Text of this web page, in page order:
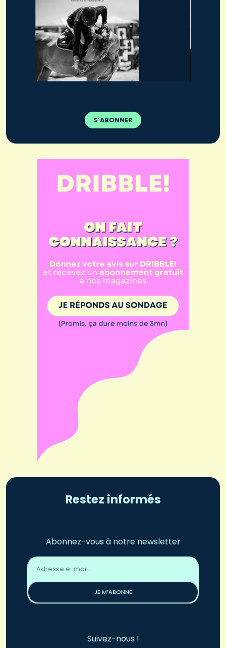
S’ABONNER
Restez informés
Abonnez-vous à notre newsletter
Adresse
email
JE M’ABONNE
Suivez-nous !